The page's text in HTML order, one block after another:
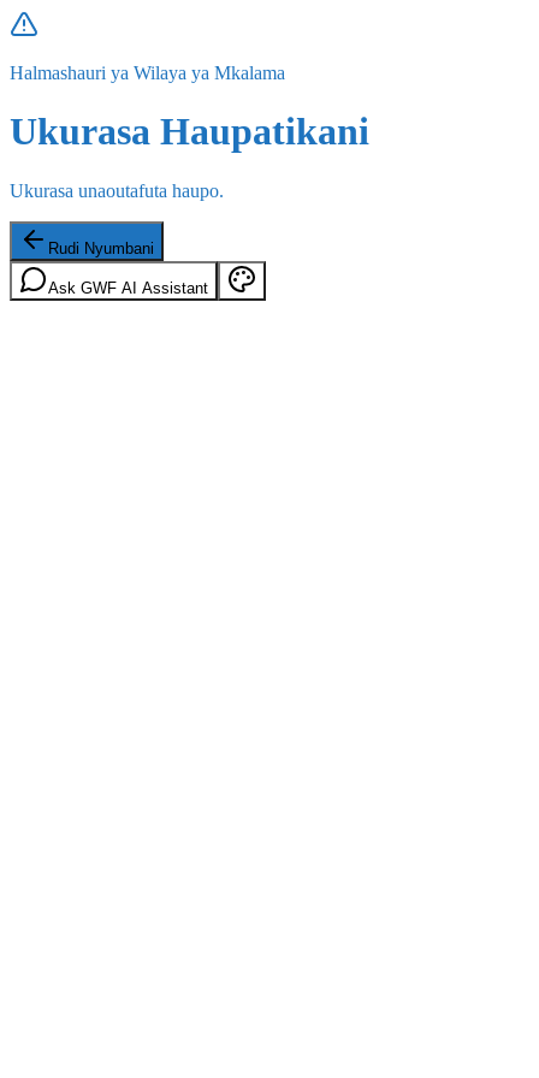
Halmashauri ya Wilaya ya Mkalama
Ukurasa Haupatikani
Ukurasa unaoutafuta haupo.
Rudi Nyumbani
Ask GWF AI Assistant